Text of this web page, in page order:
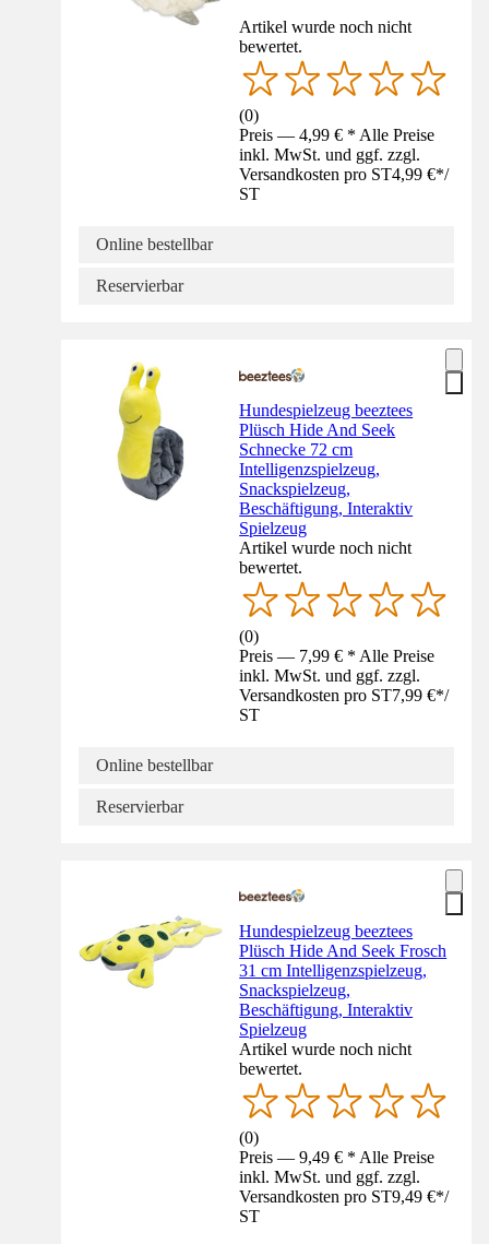
Artikel wurde noch nicht
bewertet.
(0)
Preis — 4,99 € * Alle Preise
inkl. MwSt. und ggf. zzgl.
Versandkosten pro ST4,99 €*/
ST
Online bestellbar
Reservierbar
Hundespielzeug beeztees
Plüsch Hide And Seek
Schnecke 72 cm
Intelligenzspielzeug,
Snackspielzeug,
Beschäftigung, Interaktiv
Spielzeug
Artikel wurde noch nicht
bewertet.
(0)
Preis — 7,99 € * Alle Preise
inkl. MwSt. und ggf. zzgl.
Versandkosten pro ST7,99 €*/
ST
Online bestellbar
Reservierbar
Hundespielzeug beeztees
Plüsch Hide And Seek Frosch
31 cm Intelligenzspielzeug,
Snackspielzeug,
Beschäftigung, Interaktiv
Spielzeug
Artikel wurde noch nicht
bewertet.
(0)
Preis — 9,49 € * Alle Preise
inkl. MwSt. und ggf. zzgl.
Versandkosten pro ST9,49 €*/
ST